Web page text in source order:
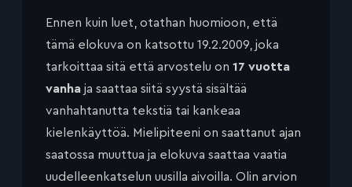
Ennen kuin luet, otathan huomioon, että
tämä elokuva on katsottu 19.2.2009, joka
tarkoittaa sitä että arvostelu on 17 vuotta
vanha ja saattaa siitä syystä sisältää
vanhahtanutta tekstiä tai kankeaa
kielenkäyttöä. Mielipiteeni on saattanut ajan
saatossa muuttua ja elokuva saattaa vaatia
uudelleenkatselun uusilla aivoilla. Olin arvion